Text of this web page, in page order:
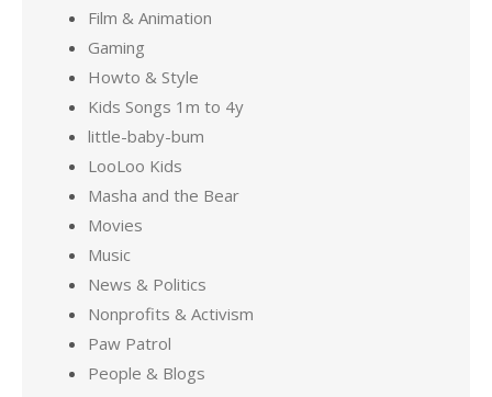
Film & Animation
Gaming
Howto & Style
Kids Songs 1m to 4y
little-baby-bum
LooLoo Kids
Masha and the Bear
Movies
Music
News & Politics
Nonprofits & Activism
Paw Patrol
People & Blogs